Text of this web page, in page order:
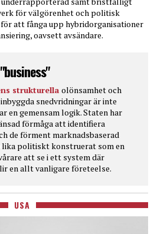
för välgörenhet och politisk
att fånga upp hybridorganisationer
oavsett avsändare.
strukturella olönsamhet och
snedvridningar är inte
en gemensam logik. Staten har
förmåga att identifiera
de förment marknadsbaserad
lika politiskt konstruerat som en
att se i ett system där
en allt vanligare företeelse.
USA